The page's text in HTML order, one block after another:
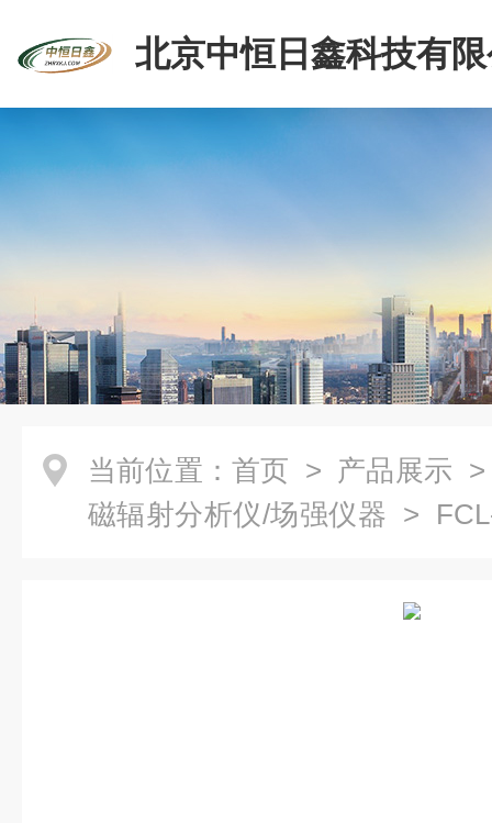
北京中恒日鑫科技有
当前位置： 首页 > 产品展示
磁辐射分析仪/场强仪器 >